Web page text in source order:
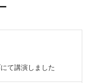
て講演しました